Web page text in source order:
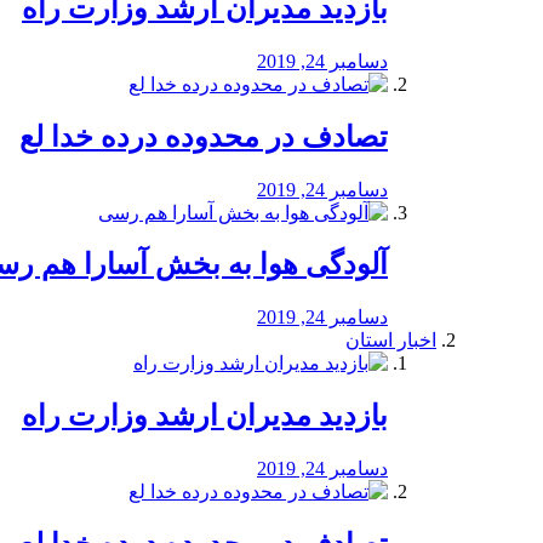
بازدید مدیران ارشد وزارت راه
دسامبر 24, 2019
تصادف در محدوده درده خدا لع
دسامبر 24, 2019
آلودگی هوا به بخش آسارا هم
دسامبر 24, 2019
اخبار استان
بازدید مدیران ارشد وزارت راه
دسامبر 24, 2019